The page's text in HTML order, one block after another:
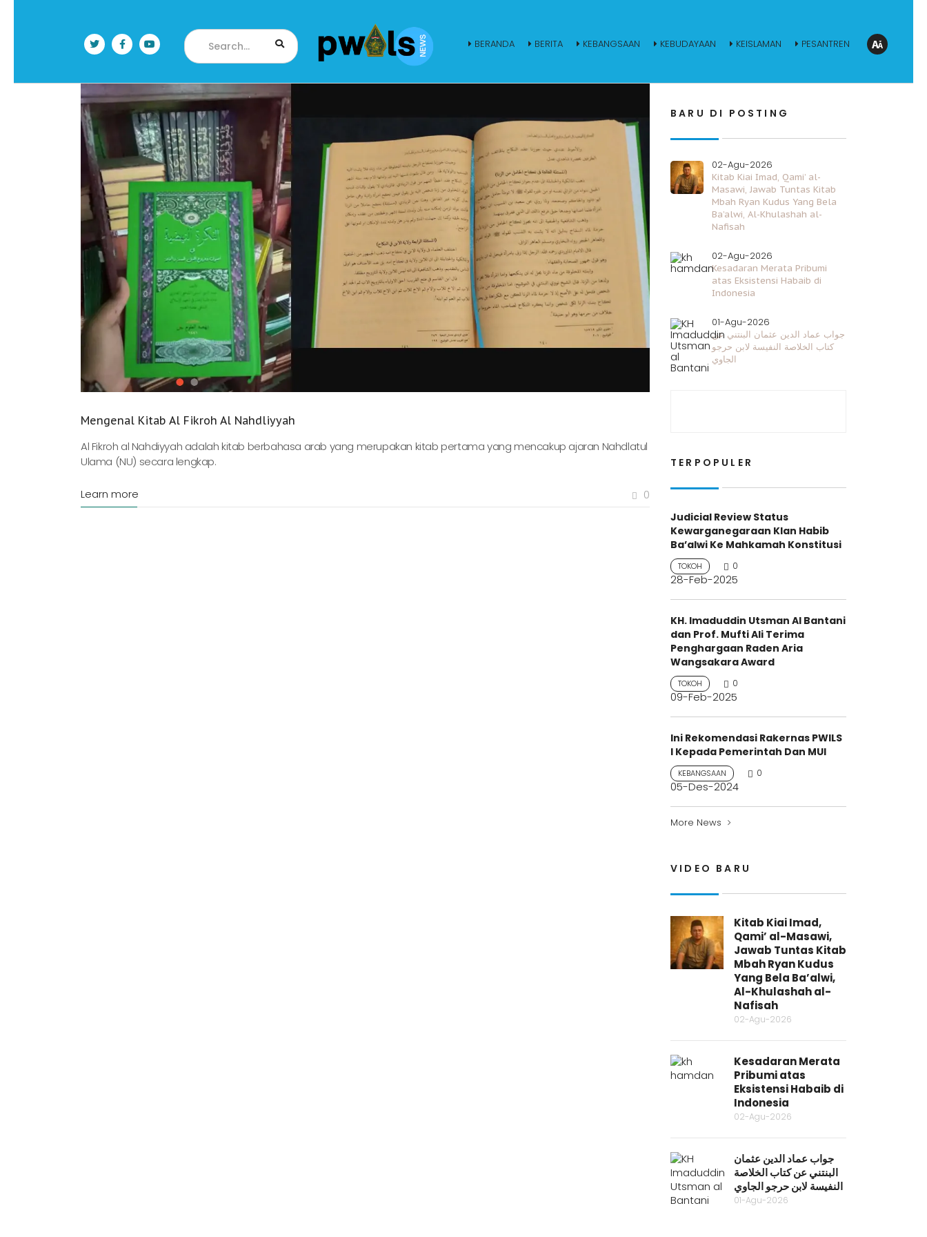
BERANDA BERITA KEBANGSAAN KEBUDAYAAN KEISLAMAN PESANTREN
Mengenal Kitab Al Fikroh Al Nahdliyyah
Al Fikroh al Nahdiyyah adalah kitab berbahasa arab yang merupakan kitab pertama yang mencakup ajaran Nahdlatul
Ulama (NU) secara lengkap.
Learn more 0
BARU DI POSTING
Kitab Kiai Imad, Qami’ al-
Masawi, Jawab Tuntas Kitab
Mbah Ryan Kudus Yang Bela
Ba’alwi, Al-Khulashah al-
Nafisah
02-Agu-2026
Kesadaran Merata Pribumi
atas Eksistensi Habaib di
Indonesia
02-Agu-2026
جواب عماد الدين عثمان البنتني عن
كتاب الخلاصة النفيسة لابن حرجو
الجاوي
01-Agu-2026
TERPOPULER
Judicial Review Status
Kewarganegaraan Klan Habib
Ba’alwi Ke Mahkamah Konstitusi
TOKOH 0
28-Feb-2025
KH. Imaduddin Utsman Al Bantani
dan Prof. Mufti Ali Terima
Penghargaan Raden Aria
Wangsakara Award
TOKOH 0
09-Feb-2025
Ini Rekomendasi Rakernas PWILS
I Kepada Pemerintah Dan MUI
KEBANGSAAN 0
05-Des-2024
More News
VIDEO BARU
Kitab Kiai Imad,
Qami’ al-Masawi,
Jawab Tuntas Kitab
Mbah Ryan Kudus
Yang Bela Ba’alwi,
Al-Khulashah al-
Nafisah
02-Agu-2026
Kesadaran Merata
Pribumi atas
Eksistensi Habaib di
Indonesia
02-Agu-2026
جواب عماد الدين عثمان
البنتني عن كتاب الخلاصة
النفيسة لابن حرجو الجاوي
01-Agu-2026